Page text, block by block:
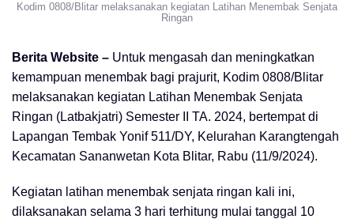
Kodim 0808/Blitar melaksanakan kegiatan Latihan Menembak Senjata
Ringan
Berita Website – Untuk mengasah dan meningkatkan
kemampuan menembak bagi prajurit, Kodim 0808/Blitar
melaksanakan kegiatan Latihan Menembak Senjata
Ringan (Latbakjatri) Semester II TA. 2024, bertempat di
Lapangan Tembak Yonif 511/DY, Kelurahan Karangtengah
Kecamatan Sananwetan Kota Blitar, Rabu (11/9/2024).
Kegiatan latihan menembak senjata ringan kali ini,
dilaksanakan selama 3 hari terhitung mulai tanggal 10